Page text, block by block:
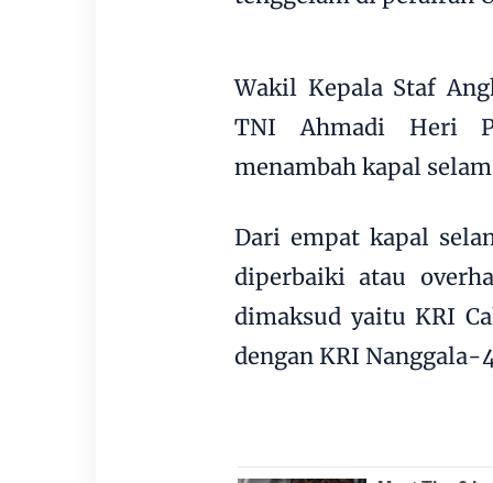
Wakil Kepala Staf
TNI Ahmadi Heri
menambah kapal
Dari empat kapal
diperbaiki atau
dimaksud yaitu KRI
dengan KRI